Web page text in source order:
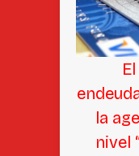
la
nivel